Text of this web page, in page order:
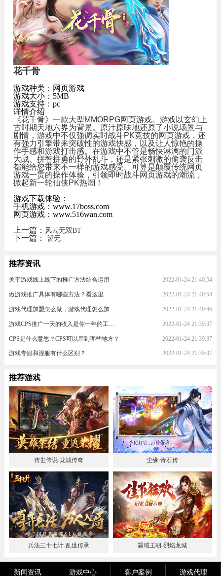
花千骨
游戏种类：网页游戏
游戏大小：5MB
游戏支持：pc
详情介绍
《花千骨》一款大型MMORPG网页游戏。游戏以玄幻上
古时期天地六界为背景。原汁原味地还原了小说场景与
剧情，游戏中不仅强调实时战斗PK竞技的网页游戏，还
有强力引擎带来突破性的游戏快感，以及让人惊艳的操
作手感和游戏打击感。在游戏中不管是畅快淋漓的门派
大战、拼智拼勇的野外乱斗，还是紧张刺激的偷袭反击
都能给您带来不一样的游戏感受。可算是颠覆传统网页
游戏一贯的操作体验，引领即时战斗网页游戏的潮流，
掀起新一轮仙侠PK热潮！
游戏下载体验：
手机游戏：www.17boss.com
网页游戏：www.516wan.com
上一篇： 风云无双BT
下一篇： 暂无
推荐资讯
关于游戏线上线下的推广方法结合运用 2022-01-24 21:40:54
做游戏推广具体有哪些方法？看这里 2022-01-24 21:40:54
2022-01-24 21:40:46
2022-01-24 21:39:37
CPS是什么意思？CPS可以用到哪些地方？ 2022-01-24 21:39:37
游戏专服和混服有什么区别？ 2022-01-24 21:39:37
推荐游戏
传世传说-龙城传奇 尘缘-青石传
兵法三十七计-乱世传承 霸域王朝-烈焰龙城
新闻资讯 游戏中心 客户案例 游戏代理